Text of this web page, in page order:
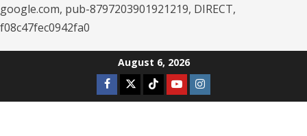
google.com, pub-8797203901921219, DIRECT,
f08c47fec0942fa0
August 6, 2026
Facebook
TwitterTiktokYoutubeInstagram